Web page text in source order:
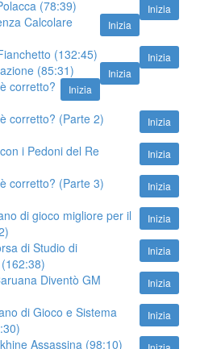
Inizia
(78:39)
Inizia
Calcolare
Inizia
(132:45)
Inizia
(85:31)
Inizia
corretto?
Inizia
corretto? (Parte 2)
Inizia
i Pedoni del Re
Inizia
corretto? (Parte 3)
Inizia
di gioco migliore per il
Inizia
di Studio di
Inizia
Diventò GM
Inizia
di Gioco e Sistema
Assassina (98:10)